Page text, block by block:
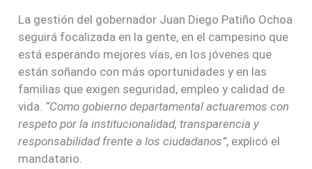
La gestión del gobernador Juan Diego Patiño Ochoa
seguirá focalizada en la gente, en el campesino que
está esperando mejores vías, en los jóvenes que
están soñando con más oportunidades y en las
familias que exigen seguridad, empleo y calidad de
vida. “Como gobierno departamental actuaremos con
respeto por la institucionalidad, transparencia y
responsabilidad frente a los ciudadanos”, explicó el
mandatario.